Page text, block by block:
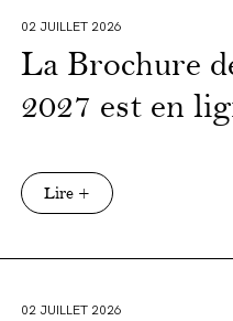
02 JUILLET 2026
La Brochure
2027 est en
Lire +
02 JUILLET 2026